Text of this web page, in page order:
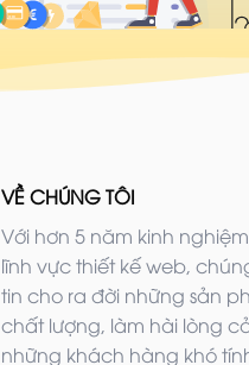
VỀ CHÚNG TÔI
Với hơn 5 năm kinh
lĩnh vực thiết kế web,
tin cho ra đời những sản
chất lượng, làm hài lòng
những khách hàng khó